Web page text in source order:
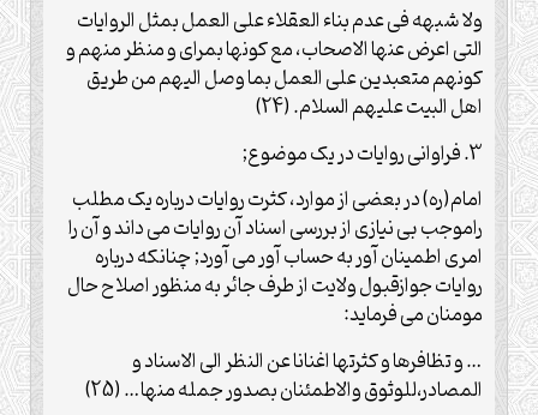
ولا شبهه فی عدم بناء العقلاء علی العمل بمثل الروایات
التی اعرض عنها الاصحاب، مع کونها بمرای و منظر منهم و
کونهم متعبدین علی العمل بما وصل الیهم من طریق
اهل البیت علیهم السلام. (24)
3. فراوانی روایات در یک موضوع;
امام(ره) در بعضی از موارد، کثرت روایات درباره یک مطلب
راموجب بی نیازی از بررسی اسناد آن روایات می داند و آن را
امری اطمینان آور به حساب آور می آورد; چنانکه درباره
روایات جوازقبول ولایت از طرف جائر به منظور اصلاح حال
مومنان می فرماید:
… و تظافرها و کثرتها اغنانا عن النظر الی الاسناد و
المصادر،للوثوق والاطمئنان بصدور جمله منها… (25)